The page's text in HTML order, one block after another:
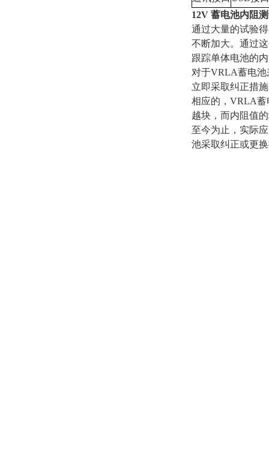
12V 蓄电池内阻
通过大量的试验
不断加大。通过
跟踪单体电池的
对于VRLA蓄电池
立即采取纠正措
相应的，VRLA蓄
越块，而内阻值
至今为止，实际
池采取纠正或更